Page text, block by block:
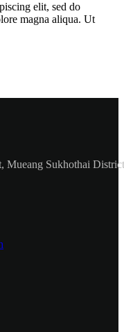
elit, sed do
magna aliqua. Ut
Mueang Sukhothai